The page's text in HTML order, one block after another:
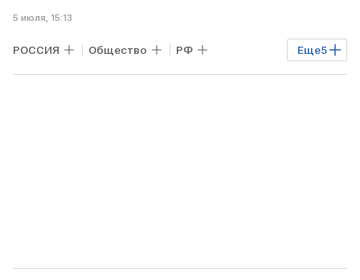
5 июля, 15:13
Еще5
РОССИЯ Общество РФ
ЕВРОПА УКРАИНА